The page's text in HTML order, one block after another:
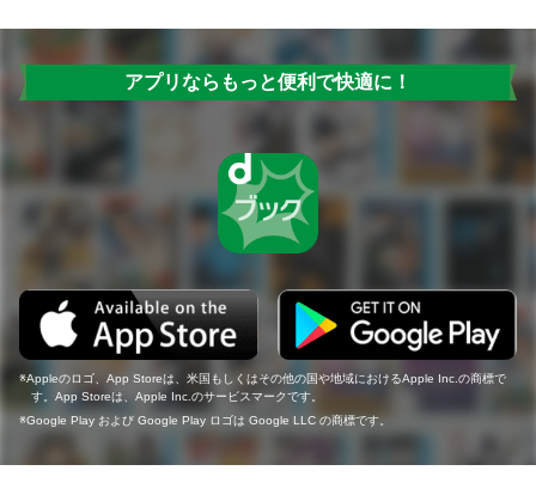
アプリならもっと便利で快適に！
Appleのロゴ、App Storeは、米国もしくはその他の国や地域におけるApple Inc.の商標で
す。App Storeは、Apple Inc.のサービスマークです。
Google Play および Google Play ロゴは Google LLC の商標です。